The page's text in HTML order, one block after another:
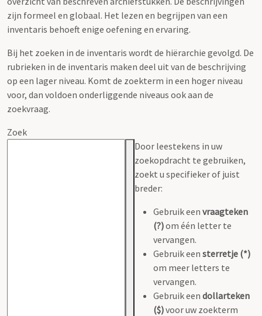
zijn formeel en globaal. Het lezen en begrijpen van een
inventaris behoeft enige oefening en ervaring.
Bij het zoeken in de inventaris wordt de hiërarchie gevolgd. De
rubrieken in de inventaris maken deel uit van de beschrijving
op een lager niveau. Komt de zoekterm in een hoger niveau
voor, dan voldoen onderliggende niveaus ook aan de
zoekvraag.
Zoek
Door leestekens in uw
zoekopdracht te gebruiken,
zoekt u specifieker of juist
breder:
Gebruik een vraagteken
(?)om één letter te
vervangen.
Gebruik een sterretje (*)
om meer letters te
vervangen.
Gebruik een dollarteken
($)voor uw zoekterm